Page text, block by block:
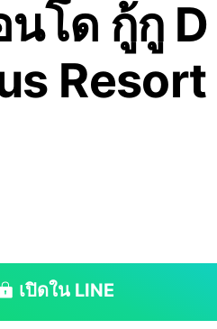
โด กู้กู D
Resort
เปิดใน LINE